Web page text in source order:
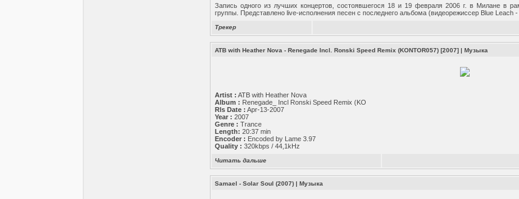
Запись одного из лучших концертов, состоявшегося 18 и 19 февраля 2006 г. в Милане в
группы. Представлено live-исполнения песен с последнего альбома (видеорежиссер Blue Leach -
Трекер
ATB with Heather Nova - Renegade Incl. Ronski Speed Remix (KONTOR057) [2007] |Музыка
Artist : ATB with Heather Nova
Album : Renegade_ Incl Ronski Speed Remix (KO
Rls Date : Apr-13-2007
Year :2007
Genre : Trance
Length: 20:37 min
Encoder : Encoded by Lame 3.97
Quality : 320kbps / 44,1kHz
Читать дальше
Samael - Solar Soul (2007) |Музыка